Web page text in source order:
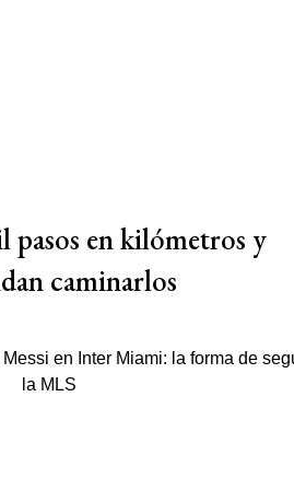
pasos en kilómetros y
caminarlos